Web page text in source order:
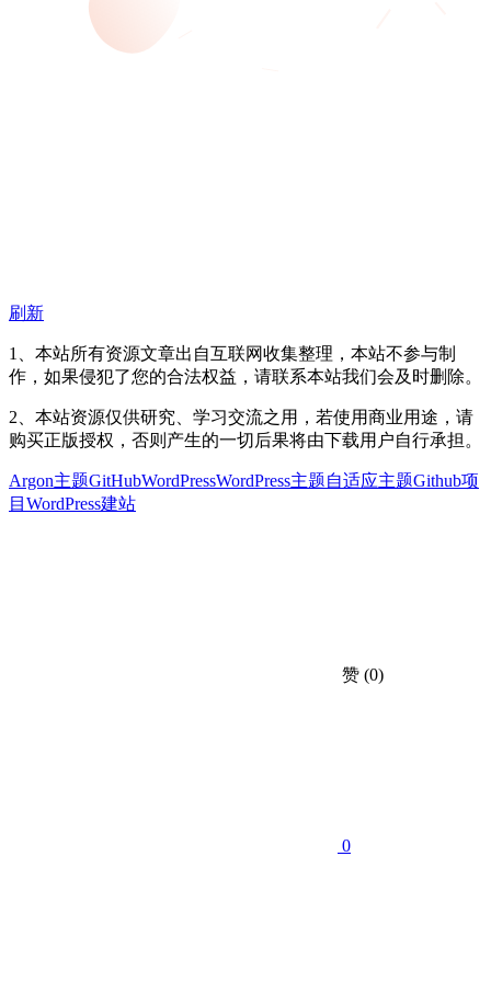
刷新
1、本站所有资源文章出自互联网收集整理，本站不参与制
作，如果侵犯了您的合法权益，请联系本站我们会及时删除。
2、本站资源仅供研究、学习交流之用，若使用商业用途，请
购买正版授权，否则产生的一切后果将由下载用户自行承担。
Argon主题GitHubWordPressWordPress主题自适应主题Github项
目 WordPress建站
赞 (0)
0